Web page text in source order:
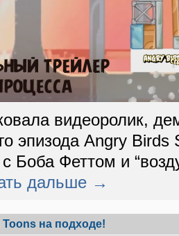
видеоролик,
эпизода Angry
Боба Феттом и
дальше →
на подходе!